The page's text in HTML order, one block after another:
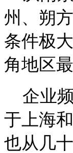
州、朔
条件极
角地区
企业频
于上海
也从几